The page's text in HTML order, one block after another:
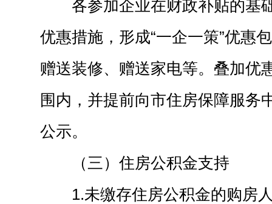
各参加企业在财政补贴的基
优惠措施，形成“一企一策”优惠
赠送装修、赠送家电等。叠加优
围内，并提前向市住房保障服务
公示。
（三）住房公积金支持
1.未缴存住房公积金的购房